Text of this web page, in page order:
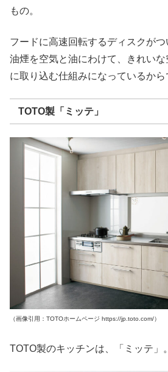
もの。
フードに高速回転するディスクが
油煙を空気と油にわけて、きれい
に取り込む仕組みになっているから
TOTO製「ミッテ」
（画像引用：TOTOホームページ https://jp.toto.com/）
TOTO製のキッチンは、「ミッテ」。